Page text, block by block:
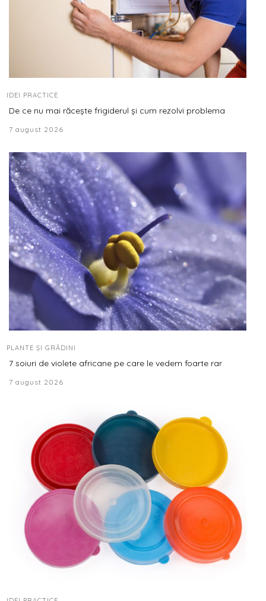
IDEI PRACTICE
De ce nu mai răcește frigiderul și cum rezolvi problema
7 august 2026
PLANTE ȘI GRĂDINI
7 soiuri de violete africane pe care le vedem foarte rar
7 august 2026